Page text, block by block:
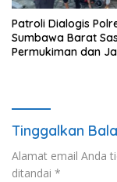
Patroli Dialogis
Sumbawa Barat
Permukiman dan
Tinggalkan
Alamat email Anda
ditandai *